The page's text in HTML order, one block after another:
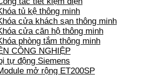
tủ kệ thông minh
cửa khách sạn thông minh
cửa căn hộ thông minh
phòng tắm thông minh
CÔNG NGHIỆP
tự động Siemens
mở rộng ET200SP